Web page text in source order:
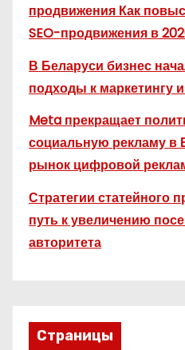
продвижения Как
SEO-продвижения в
В Беларуси бизнес
подходы к маркетингу
Meta прекращает
социальную рекламу в
рынок цифровой
Стратегии статейного
путь к увеличению
авторитета
Страницы